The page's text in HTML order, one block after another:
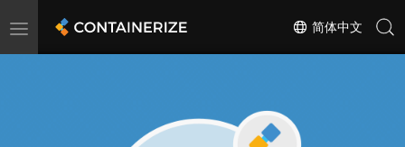
Toggle
简体中文